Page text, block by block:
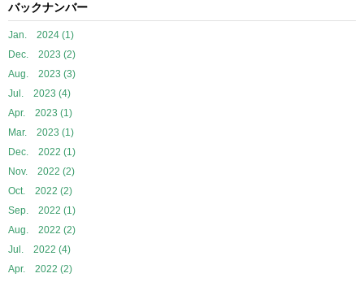
バックナンバー
Jan. 2024 (1)
Dec. 2023 (2)
Aug. 2023 (3)
Jul. 2023 (4)
Apr. 2023 (1)
Mar. 2023 (1)
Dec. 2022 (1)
Nov. 2022 (2)
Oct. 2022 (2)
Sep. 2022 (1)
Aug. 2022 (2)
Jul. 2022 (4)
Apr. 2022 (2)